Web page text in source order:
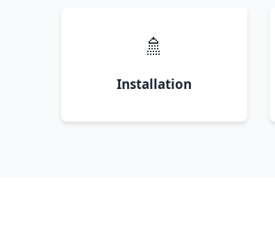
🚿
Installation